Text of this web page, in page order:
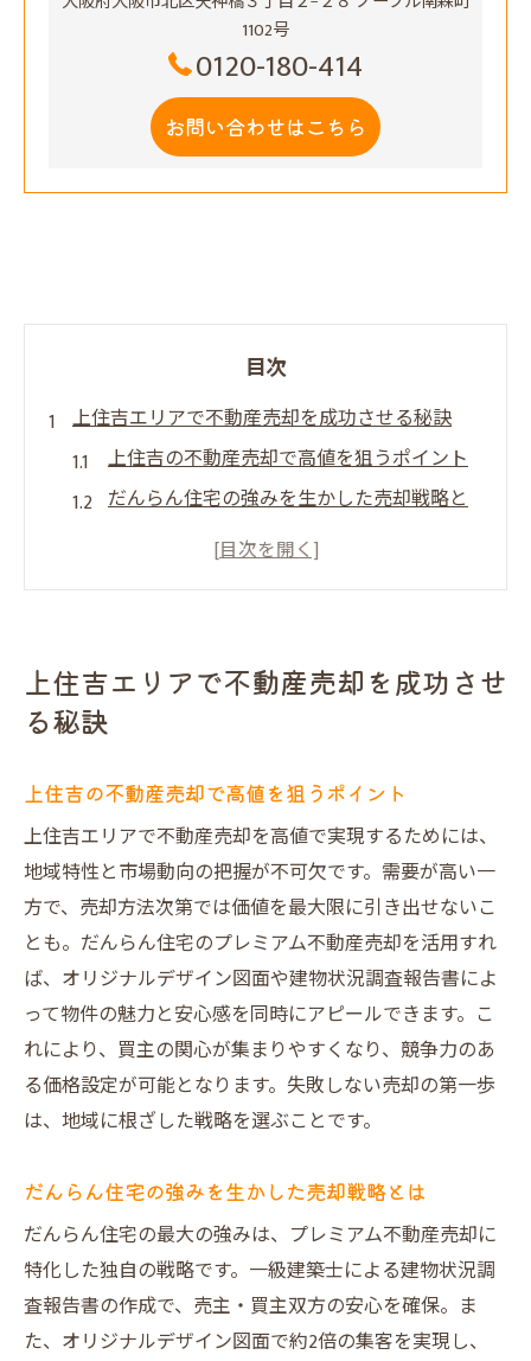
1102号
0120-180-414
お問い合わせはこちら
目次
上住吉エリアで不動産売却を成功させる秘訣
上住吉の不動産売却で高値を狙うポイント
だんらん住宅の強みを生かした売却戦略と
大阪市の不動産売買動向と今後の展望
不動産売却を高値で実現したい方必見の方法
だんらん住宅で高値売却を叶える理由
一級建築士による建物調査の安心感
VR写真活用で物件の魅力度を最大化
大阪の不動産買取業者ランキングの比較
査定だけでなく売却戦略も重要な理由
だんらん住宅が選ばれる上住吉での理由とは
だんらん住宅のプレミアム仲介の魅力
直接買取とオークション買取の違い比較
仲介手数料不要で選ばれる売却サービス
実際の口コミ評価が証明する高評価実績
売却成功者のインタビューで見える信頼
大阪の不動産買取業者との違いを解説
集客力を高める不動産売却サービスの魅力
デザイン図面とVR写真で魅力を最大化
上住吉エリアで不動産売却を成功させ
る秘訣
上住吉の不動産売却で高値を狙うポイント
上住吉エリアで不動産売却を高値で実現するためには、
地域特性と市場動向の把握が不可欠です。需要が高い一
方で、売却方法次第では価値を最大限に引き出せないこ
とも。だんらん住宅のプレミアム不動産売却を活用すれ
ば、オリジナルデザイン図面や建物状況調査報告書によ
って物件の魅力と安心感を同時にアピールできます。こ
れにより、買主の関心が集まりやすくなり、競争力のあ
る価格設定が可能となります。失敗しない売却の第一歩
は、地域に根ざした戦略を選ぶことです。
だんらん住宅の強みを生かした売却戦略とは
だんらん住宅の最大の強みは、プレミアム不動産売却に
特化した独自の戦略です。一級建築士による建物状況調
査報告書の作成で、売主・買主双方の安心を確保。ま
た、オリジナルデザイン図面で約2倍の集客を実現し、